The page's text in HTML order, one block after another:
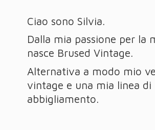
Ciao sono Silvia.
Dalla mia passione per la
nasce Brused Vintage.
Alternativa a modo mio
vintage e una mia linea di
abbigliamento.